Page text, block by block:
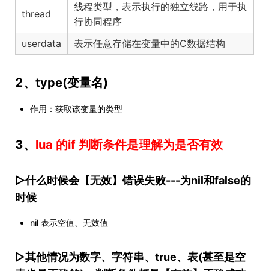
thread
线程类型，表示执行的独立线路，用于执
行协同程序
userdata
表示任意存储在变量中的C数据结构
2、type(变量名)
作用：获取该变量的类型
3、 lua 的if 判断条件是理解为是否有效
▷什么时候会【无效】错误失败---为nil和false的
时候
nil 表示空值、无效值
▷其他情况为数字、字符串、true、表(甚至是空